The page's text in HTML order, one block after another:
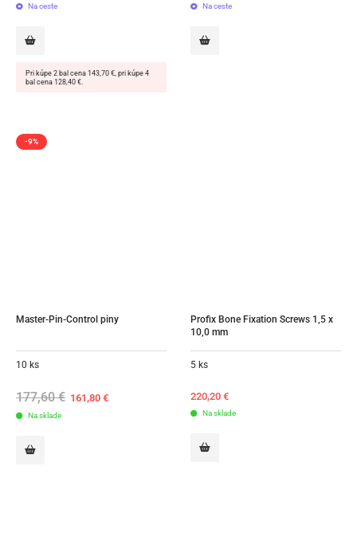
Na ceste
Pri kúpe 2 bal cena 143,70 €, pri kúpe 4
bal cena 128,40 €.
Na ceste
-9%
Master-Pin-Control piny
10 ks
177,60€ Original
price
161,80€Current
Na sklade
Profix Bone Fixation Screws 1,5 x
10,0 mm
5 ks
220,20 €
Na sklade